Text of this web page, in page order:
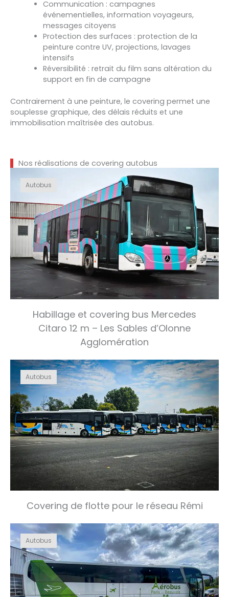
Communication : campagnes
événementielles, information voyageurs,
messages citoyens
Protection des surfaces : protection de la
peinture contre UV, projections, lavages
intensifs
Réversibilité : retrait du film sans altération du
support en fin de campagne
Contrairement à une peinture, le covering permet une
souplesse graphique, des délais réduits et une
immobilisation maîtrisée des autobus.
Nos réalisations de covering autobus
Autobus
Habillage et covering bus Mercedes
Citaro 12 m – Les Sables d’Olonne
Agglomération
Autobus
Covering de flotte pour le réseau Rémi
Autobus